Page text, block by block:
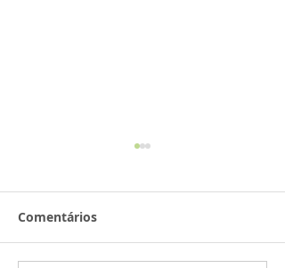
Comentários